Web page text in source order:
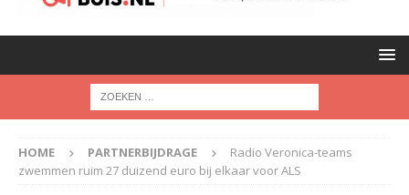
HOME PARTNERBIJDRAGE
Radio Veronica-teams
zwemmen ruim 27 duizend euro bij elkaar voor ALS